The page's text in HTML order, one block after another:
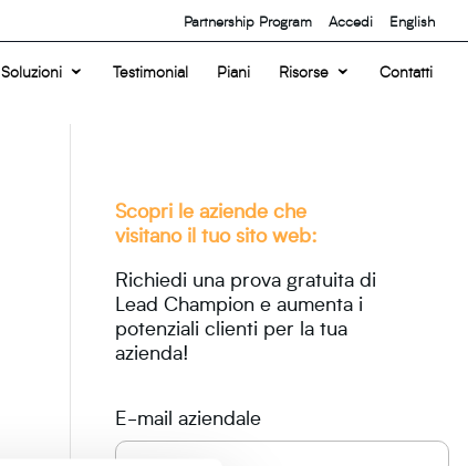
Partnership Program Accedi English
Soluzioni Testimonial Piani Risorse Contatti
Scopri le aziende che
visitano il tuo sito web:
Richiedi una prova gratuita di
Lead Champion e aumenta i
potenziali clienti per la tua
azienda!
E-mail aziendale